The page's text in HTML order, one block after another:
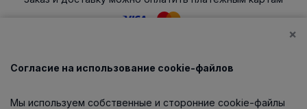
Каталог
×
Согласие на использование cookie-файлов
Мы используем собственные и сторонние cookie-файлы